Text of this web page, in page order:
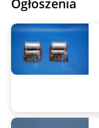
Ogłoszenia